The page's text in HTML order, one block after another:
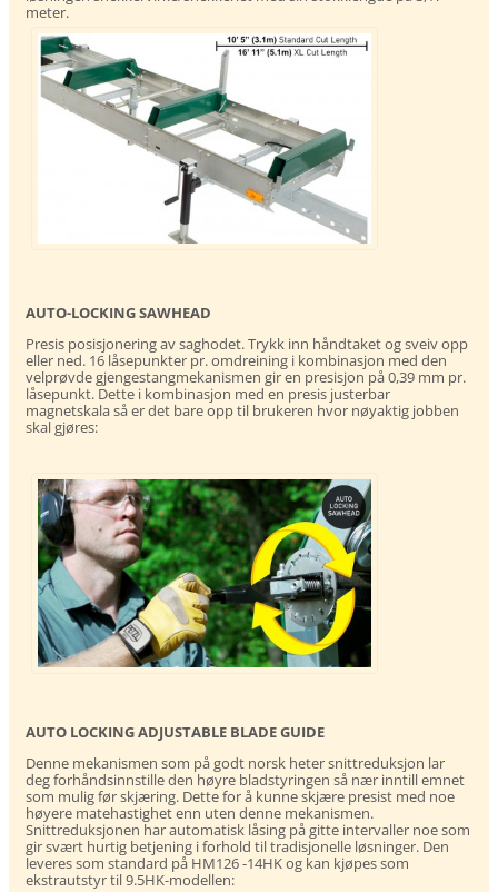
meter.
AUTO-LOCKING SAWHEAD
Presis posisjonering av saghodet. Trykk inn håndtaket og sveiv opp
eller ned. 16 låsepunkter pr. omdreining i kombinasjon med den
velprøvde gjengestangmekanismen gir en presisjon på 0,39 mm pr.
låsepunkt. Dette i kombinasjon med en presis justerbar
magnetskala så er det bare opp til brukeren hvor nøyaktig jobben
skal gjøres:
AUTO LOCKING ADJUSTABLE BLADE GUIDE
Denne mekanismen som på godt norsk heter snittreduksjon lar
deg forhåndsinnstille den høyre bladstyringen så nær inntill emnet
som mulig før skjæring. Dette for å kunne skjære presist med noe
høyere matehastighet enn uten denne mekanismen.
Snittreduksjonen har automatisk låsing på gitte intervaller noe som
gir svært hurtig betjening i forhold til tradisjonelle løsninger. Den
leveres som standard på HM126 -14HK og kan kjøpes som
ekstrautstyr til 9.5HK-modellen: